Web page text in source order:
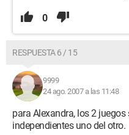
0
RESPUESTA 6 / 15
9999
24 ago. 2007 a las 11:48
para Alexandra, los 2
independientes uno del otro.